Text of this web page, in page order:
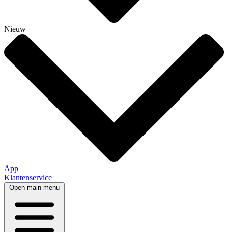
Nieuw
App
Klantenservice
Open main menu